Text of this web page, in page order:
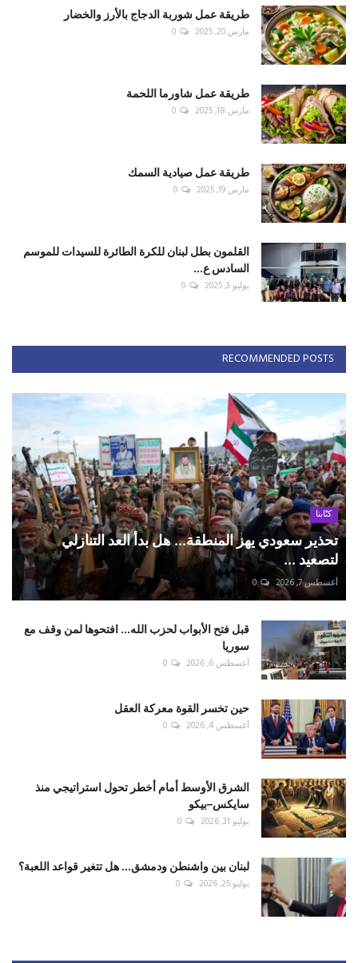
طريقة عمل شوربة الدجاج بالأرز والخضار
مارس 20, 2025 0
طريقة عمل شاورما اللحمة
مارس 18, 2025 0
طريقة عمل صيادية السمك
مارس 19, 2025 0
القلمون بطل لبنان للكرة الطائرة للسيدات للموسم
السادس ع...
يوليو 3, 2025 0
RECOMMENDED POSTS
كتّابنا
تحذير سعودي يهز المنطقة... هل بدأ العد التنازلي
لتصعيد ...
أغسطس 7, 2026 0
قبل فتح الأبواب لحزب الله... افتحوها لمن وقف مع
سوريا
أغسطس 6, 2026 0
حين تخسر القوة معركة العقل
أغسطس 4, 2026 0
الشرق الأوسط أمام أخطر تحول استراتيجي منذ
سايكس–بيكو
يوليو 31, 2026 0
لبنان بين واشنطن ودمشق... هل تتغير قواعد اللعبة؟
يوليو 25, 2026 0